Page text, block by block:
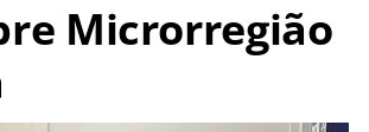
Microrregião